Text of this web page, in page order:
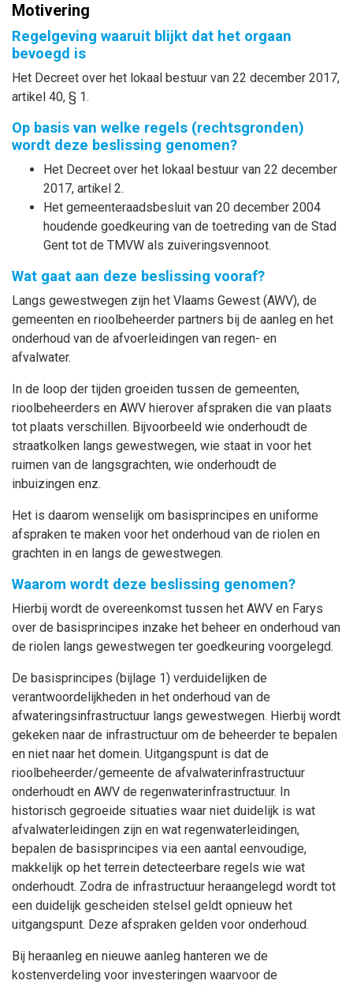
Motivering
Regelgeving waaruit blijkt dat het orgaan
bevoegd is
Het Decreet over het lokaal bestuur van 22 december 2017,
artikel 40, § 1.
Op basis van welke regels (rechtsgronden)
wordt deze beslissing genomen?
Het Decreet over het lokaal bestuur van 22 december
2017, artikel 2.
Het gemeenteraadsbesluit van 20 december 2004
houdende goedkeuring van de toetreding van de Stad
Gent tot de TMVW als zuiveringsvennoot.
Wat gaat aan deze beslissing vooraf?
Langs gewestwegen zijn het Vlaams Gewest (AWV), de
gemeenten en rioolbeheerder partners bij de aanleg en het
onderhoud van de afvoerleidingen van regen- en
afvalwater.
In de loop der tijden groeiden tussen de gemeenten,
rioolbeheerders en AWV hierover afspraken die van plaats
tot plaats verschillen. Bijvoorbeeld wie onderhoudt de
straatkolken langs gewestwegen, wie staat in voor het
ruimen van de langsgrachten, wie onderhoudt de
inbuizingen enz.
Het is daarom wenselijk om basisprincipes en uniforme
afspraken te maken voor het onderhoud van de riolen en
grachten in en langs de gewestwegen.
Waarom wordt deze beslissing genomen?
Hierbij wordt de overeenkomst tussen het AWV en Farys
over de basisprincipes inzake het beheer en onderhoud van
de riolen langs gewestwegen ter goedkeuring voorgelegd.
De basisprincipes (bijlage 1) verduidelijken de
verantwoordelijkheden in het onderhoud van de
afwateringsinfrastructuur langs gewestwegen. Hierbij wordt
gekeken naar de infrastructuur om de beheerder te bepalen
en niet naar het domein. Uitgangspunt is dat de
rioolbeheerder/gemeente de afvalwaterinfrastructuur
onderhoudt en AWV de regenwaterinfrastructuur. In
historisch gegroeide situaties waar niet duidelijk is wat
afvalwaterleidingen zijn en wat regenwaterleidingen,
bepalen de basisprincipes via een aantal eenvoudige,
makkelijk op het terrein detecteerbare regels wie wat
onderhoudt. Zodra de infrastructuur heraangelegd wordt tot
een duidelijk gescheiden stelsel geldt opnieuw het
uitgangspunt. Deze afspraken gelden voor onderhoud.
Bij heraanleg en nieuwe aanleg hanteren we de
kostenverdeling voor investeringen waarvoor de